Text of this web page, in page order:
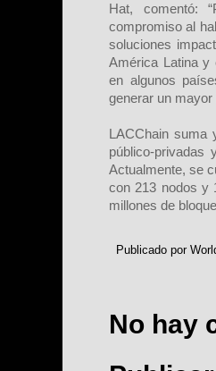
Hat, comentó:
compromiso al
soluciones
América Latina y
en algunos
generar un mayor
LACChain
público-privadas
Actualmente, se
con 213 nodos y
millones de
Publicado por
No hay